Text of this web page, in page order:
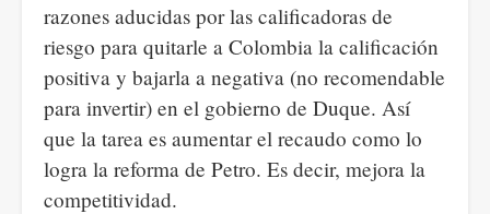
razones aducidas por las calificadoras de
riesgo para quitarle a Colombia la calificación
positiva y bajarla a negativa (no recomendable
para invertir) en el gobierno de Duque. Así
que la tarea es aumentar el recaudo como lo
logra la reforma de Petro. Es decir, mejora la
competitividad.